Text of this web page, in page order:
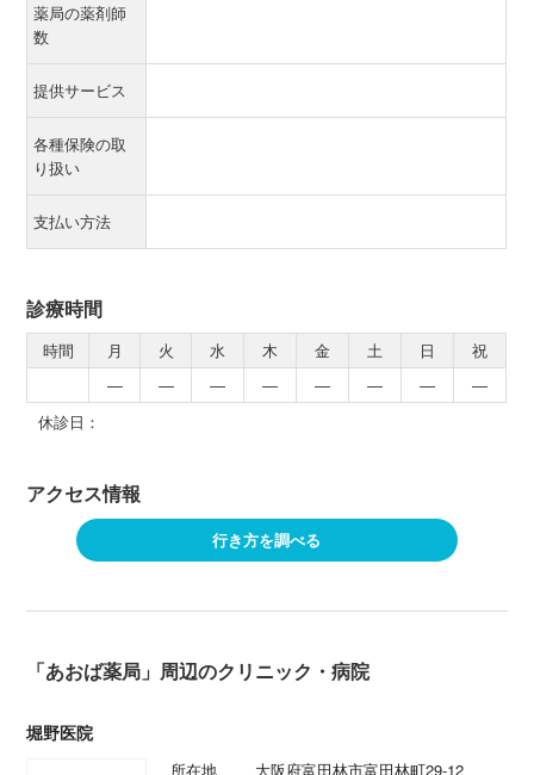
薬局の薬剤師
数
提供サービス
各種保険の取
り扱い
支払い方法
診療時間
時間 月 火 水 木 金 土 日
祝
―
― ― ― ― ― ―
―
休診日：
アクセス情報
行き方を調べる
「あおば薬局」周辺のクリニック・病院
堀野医院
所在地
大阪府富田林市富田林町29-12